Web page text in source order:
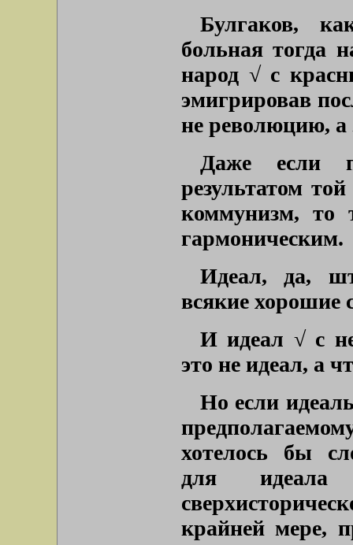
Булгаков,
больная тогда
народ √ с
эмигрировав
не революцию,
Даже если
результатом
коммунизм, то
гармоническим.
Идеал, да,
всякие
И идеал √ с
это не идеал, а
Но если
хотелось бы
для идеала
крайней мере,